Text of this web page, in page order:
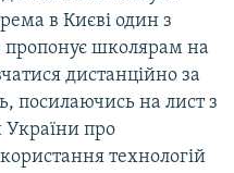
в Києві один з
пропонує школярам на
дистанційно за
посилаючись на лист з
України про
технологій